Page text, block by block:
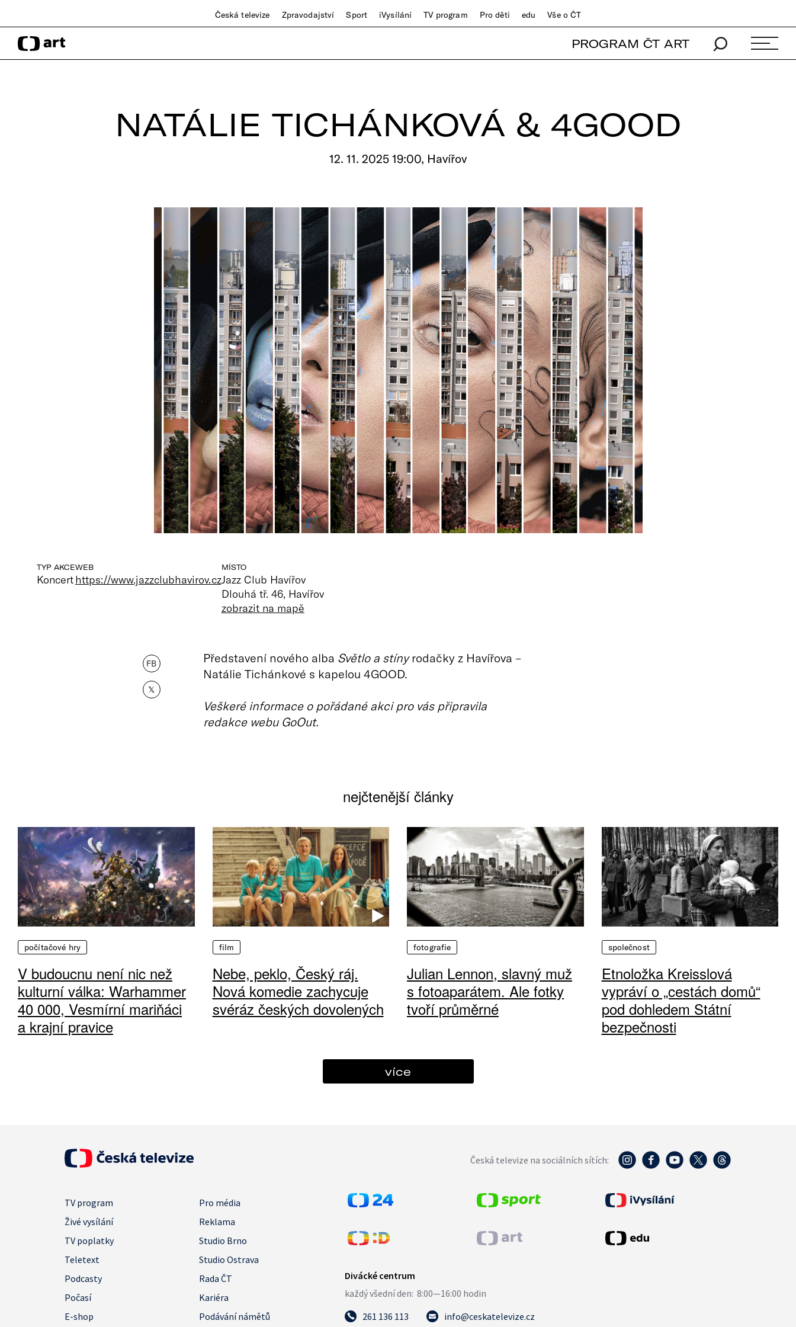
Česká televize Zpravodajství Sport iVysílání TV program Pro děti edu Vše o ČT
PROGRAM ČT ART
NATÁLIE TICHÁNKOVÁ & 4GOOD
12. 11. 2025 19:00, Havířov
TYP AKCE
Koncert
WEB
https://www.jazzclubhavirov.cz
MÍSTO
Jazz Club Havířov
Dlouhá tř. 46, Havířov
zobrazit na mapě
FB
𝕏
Představení nového alba Světlo a stínyrodačky z Havířova –
Natálie Tichánkové s kapelou 4GOOD.
Veškeré informace o pořádané akci pro vás připravila
redakce webu GoOut.
nejčtenější články
počítačové hry
V budoucnu není nic než
kulturní válka: Warhammer
40 000, Vesmírní mariňáci
a krajní pravice
film
Nebe, peklo, Český ráj.
Nová komedie zachycuje
svéráz českých dovolených
fotografie
Julian Lennon, slavný muž
s fotoaparátem. Ale fotky
tvoří průměrné
společnost
Etnoložka Kreisslová
vypráví o „cestách domů“
pod dohledem Státní
bezpečnosti
více
Česká televize na sociálních sítích:
TV program
Pro média
Živé vysílání
Reklama
TV poplatky
Studio Brno
Teletext
Studio Ostrava
Podcasty
Rada ČT
Počasí
Kariéra
E-shop
Podávání námětů 261 136 113 info@ceskatelevize.cz